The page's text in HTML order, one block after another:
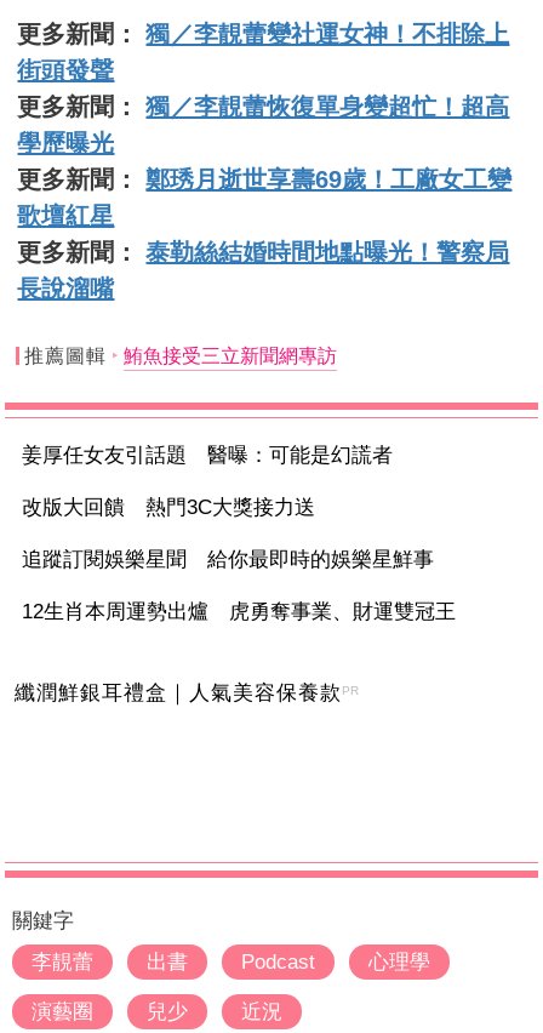
更多新聞：獨／李靚蕾變社運女神！不排除上
街頭發聲
更多新聞：獨／李靚蕾恢復單身變超忙！超高
學歷曝光
更多新聞：鄭琇月逝世享壽69歲！工廠女工變
歌壇紅星
更多新聞：泰勒絲結婚時間地點曝光！警察局
長說溜嘴
推薦圖輯 鮪魚接受三立新聞網專訪
姜厚任女友引話題 醫曝：可能是幻謊者
改版大回饋 熱門3C大獎接力送
追蹤訂閱娛樂星聞 給你最即時的娛樂星鮮事
12生肖本周運勢出爐 虎勇奪事業、財運雙冠王
纖潤鮮銀耳禮盒｜人氣美容保養款 PR
關鍵字
李靚蕾
出書 Podcast 心理學
演藝圈 兒少 近況